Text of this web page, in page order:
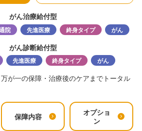
がん治療給付型
院 先進医療 終身タイプ がん
がん診断給付型
先進医療 終身タイプ がん
が一の保障・治療後のケアまでトータル
保障内容
オプショ
ン